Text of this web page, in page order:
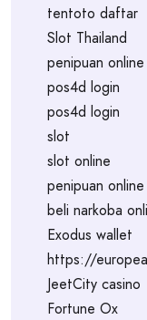
tentoto daftar
Slot Thailand
penipuan online
pos4d login
pos4d login
slot
slot online
penipuan online
beli narkoba
Exodus wallet
https://
JeetCity casino
Fortune Ox